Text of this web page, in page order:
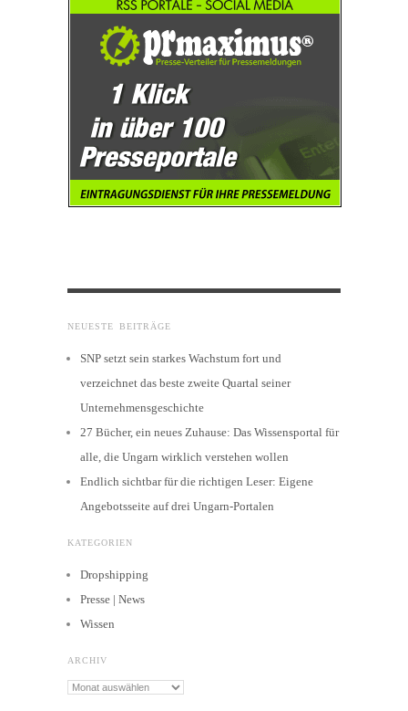
NEUESTE BEITRÄGE
SNP setzt sein starkes Wachstum fort und
verzeichnet das beste zweite Quartal seiner
Unternehmensgeschichte
27 Bücher, ein neues Zuhause: Das Wissensportal für
alle, die Ungarn wirklich verstehen wollen
Endlich sichtbar für die richtigen Leser: Eigene
Angebotsseite auf drei Ungarn-Portalen
KATEGORIEN
Dropshipping
Presse | News
Wissen
ARCHIV
Archiv